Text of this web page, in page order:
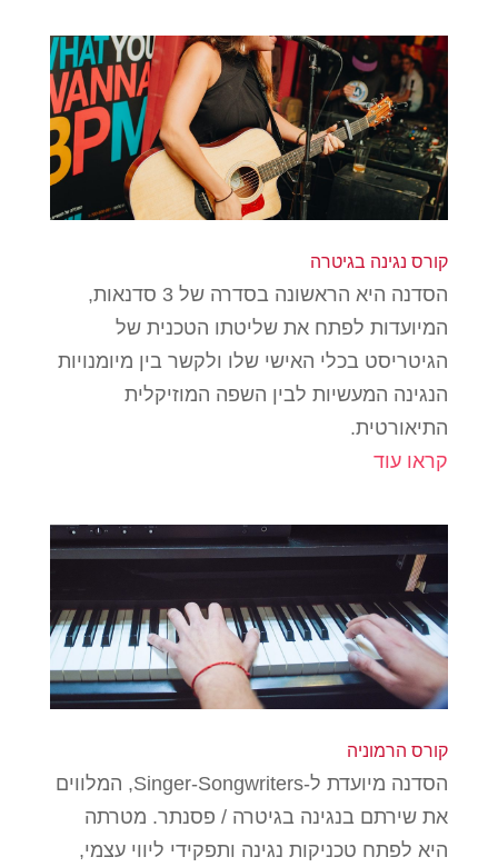
קורס נגינה בגיטרה
הסדנה היא הראשונה בסדרה של 3 סדנאות,
המיועדות לפתח את שליטתו הטכנית של
הגיטריסט בכלי האישי שלו ולקשר בין מיומנויות
הנגינה המעשיות לבין השפה המוזיקלית
התיאורטית.
קראו עוד
קורס הרמוניה
הסדנה מיועדת ל-Singer-Songwriters, המלווים
את שירתם בנגינה בגיטרה / פסנתר. מטרתה
היא לפתח טכניקות נגינה ותפקידי ליווי עצמי,